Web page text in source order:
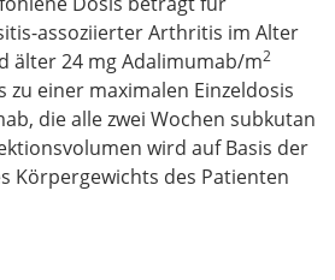
assoziierter Arthritis im Alter
älter 24 mg Adalimumab/m2
einer maximalen Einzeldosis
die alle zwei Wochen subkutan
wird auf Basis der
Körpergewichts des Patienten